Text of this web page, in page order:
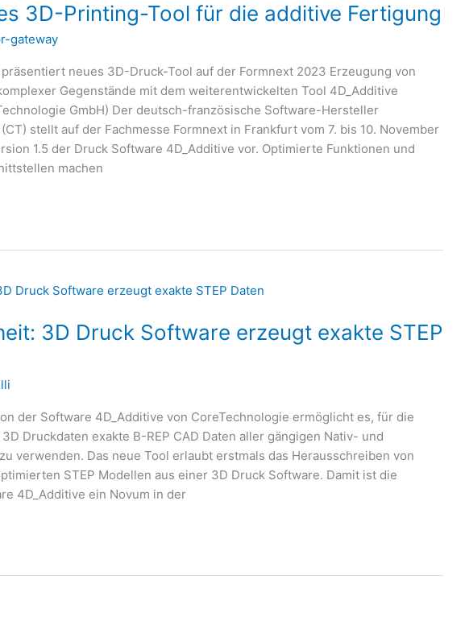
3D-Printing-Tool für die additive Fertigung
gateway
neues 3D-Druck-Tool auf der Formnext 2023 Erzeugung von
Gegenstände mit dem weiterentwickelten Tool 4D_Additive
GmbH) Der deutsch-französische Software-Hersteller
stellt auf der Fachmesse Formnext in Frankfurt vom 7. bis 10. November
1.5 der Druck Software 4D_Additive vor. Optimierte Funktionen und
machen
3D Druck Software erzeugt exakte STEP
der Software 4D_Additive von CoreTechnologie ermöglicht es, für die
Druckdaten exakte B-REP CAD Daten aller gängigen Nativ- und
verwenden. Das neue Tool erlaubt erstmals das Herausschreiben von
STEP Modellen aus einer 3D Druck Software. Damit ist die
4D_Additive ein Novum in der